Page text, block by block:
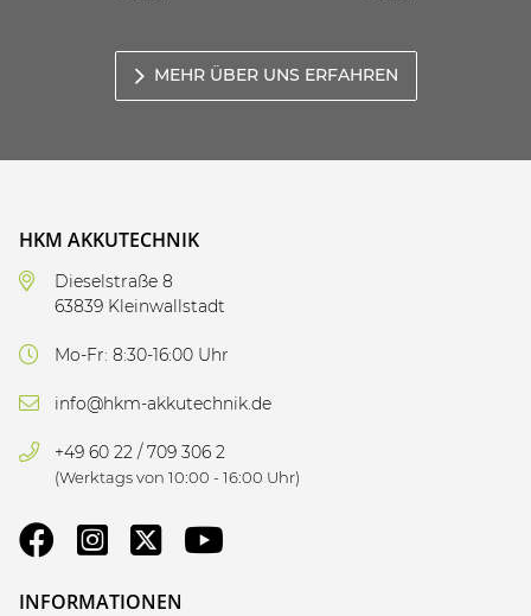
MEHR ÜBER UNS ERFAHREN
HKM AKKUTECHNIK
Dieselstraße 8
63839 Kleinwallstadt
Mo-Fr: 8:30-16:00 Uhr
info@hkm-akkutechnik.de
+49 60 22 / 709 306 2
(Werktags von 10:00 - 16:00 Uhr)
INFORMATIONEN